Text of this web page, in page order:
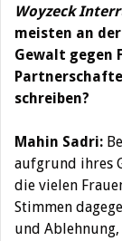
Woyzeck
meisten an
Gewalt gegen
schreiben?
Mahin Sadri:
aufgrund ihres
die vielen
Stimmen
und